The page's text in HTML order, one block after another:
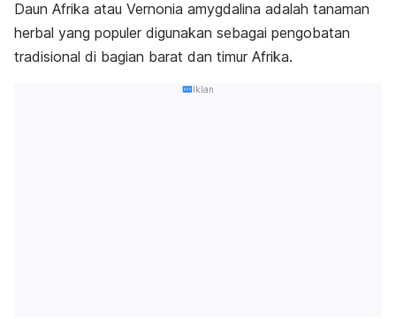
Daun Afrika atau Vernonia amygdalina adalah tanaman
herbal yang populer digunakan sebagai pengobatan
tradisional di bagian barat dan timur Afrika.
Iklan